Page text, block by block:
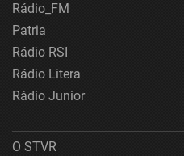
Rádio_FM
Patria
Rádio RSI
Rádio Litera
Rádio Junior
O STVR